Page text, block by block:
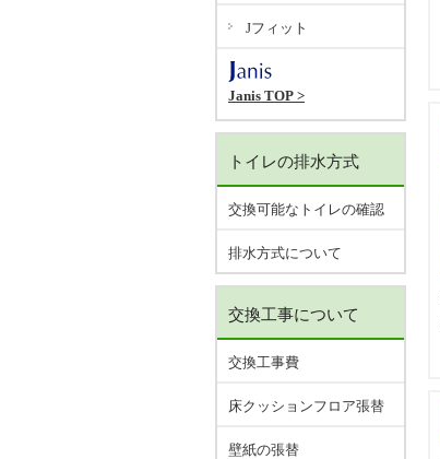
Jフィット
Janis TOP >
トイレの排水方式
交換可能なトイレの確認
排水方式について
交換工事について
交換工事費
床クッションフロア張替
壁紙の張替